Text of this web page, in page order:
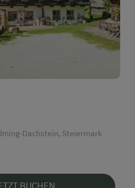
Dachstein, Steiermark